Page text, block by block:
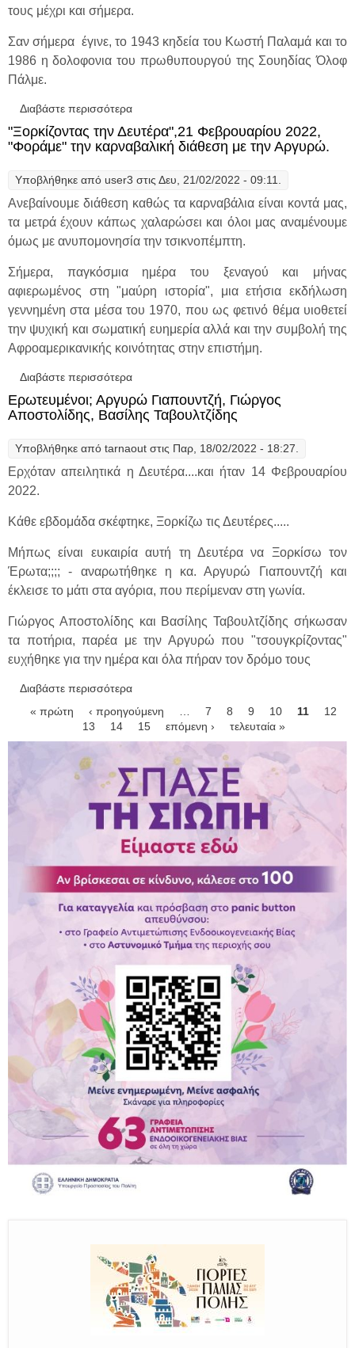
τους μέχρι και σήμερα.
Σαν σήμερα έγινε, το 1943 κηδεία του Κωστή Παλαμά και το
1986 η δολοφονια του πρωθυπουργού της Σουηδίας Όλοφ
Πάλμε.
Διαβάστε περισσότερα
Φεβρουαρίου 2022, Μουσικές αποκριές με
τη Αργυρώ.
"Ξορκίζοντας την Δευτέρα",21 Φεβρουαρίου 2022,
"Φοράμε" την καρναβαλική διάθεση με την Αργυρώ.
Υποβλήθηκε από user3 στις Δευ, 21/02/2022 - 09:11.
Ανεβαίνουμε διάθεση καθώς τα καρναβάλια είναι κοντά μας,
τα μετρά έχουν κάπως χαλαρώσει και όλοι μας αναμένουμε
όμως με ανυπομονησία την τσικνοπέμπτη.
Σήμερα, παγκόσμια ημέρα του ξεναγού και μήνας
αφιερωμένος στη "μαύρη ιστορία", μια ετήσια εκδήλωση
γεννημένη στα μέσα του 1970, που ως φετινό θέμα υιοθετεί
την ψυχική και σωματική ευημερία αλλά και την συμβολή της
Αφροαμερικανικής κοινότητας στην επιστήμη.
Διαβάστε περισσότερα
Φεβρουαρίου 2022, "Φοράμε" την
καρναβαλική διάθεση με την Αργυρώ.
Ερωτευμένοι; Αργυρώ Γιαπουντζή, Γιώργος
Αποστολίδης, Βασίλης Ταβουλτζίδης
Υποβλήθηκε από tarnaout στις Παρ, 18/02/2022 - 18:27.
Ερχόταν απειλητικά η Δευτέρα....και ήταν 14 Φεβρουαρίου
2022.
Κάθε εβδομάδα σκέφτηκε, Ξορκίζω τις Δευτέρες.....
Μήπως είναι ευκαιρία αυτή τη Δευτέρα να Ξορκίσω τον
Έρωτα;;;; - αναρωτήθηκε η κα. Αργυρώ Γιαπουντζή και
έκλεισε το μάτι στα αγόρια, που περίμεναν στη γωνία.
Γιώργος Αποστολίδης και Βασίλης Ταβουλτζίδης σήκωσαν
τα ποτήρια, παρέα με την Αργυρώ που "τσουγκρίζοντας"
ευχήθηκε για την ημέρα και όλα πήραν τον δρόμο τους
Διαβάστε περισσότερα
Ταβουλτζίδης
Σελίδες
« πρώτη ‹ προηγούμενη … 7 8 9 10 11
12
13
14 15 επόμενη › τελευταία »
Παραμένουμε Προσεκτικοί